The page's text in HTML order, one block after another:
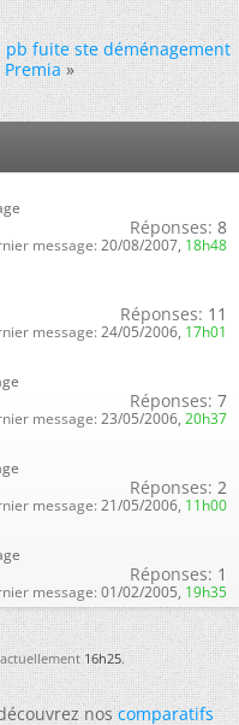
pb fuite ste déménagement
»
Réponses: 8
message: 20/08/2007, 18h48
Réponses: 11
message: 24/05/2006, 17h01
Réponses: 7
message: 23/05/2006, 20h37
Réponses: 2
message: 21/05/2006, 11h00
Réponses: 1
message: 01/02/2005, 19h35
actuellement16h25.
noscomparatifs